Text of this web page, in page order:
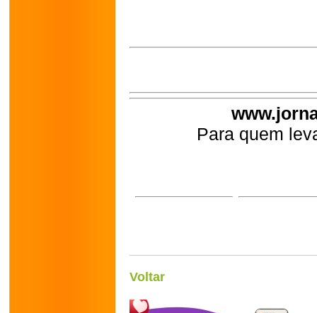
Para quem
Voltar